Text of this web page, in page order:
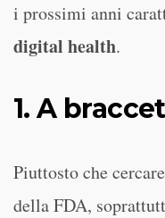
i prossimi anni
digital health.
1. A
Piuttosto che
della FDA,